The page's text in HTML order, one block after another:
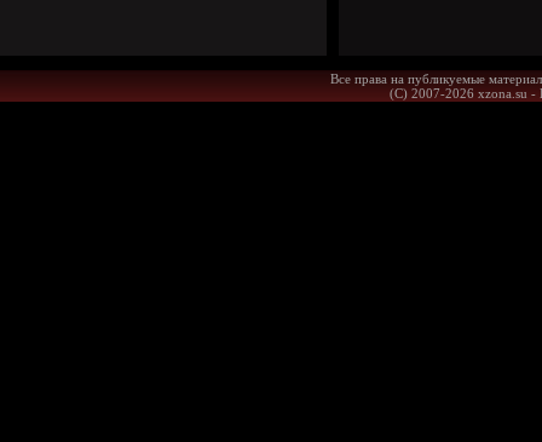
Все права на публикуемые
(С) 2007-2026 xzona.su -